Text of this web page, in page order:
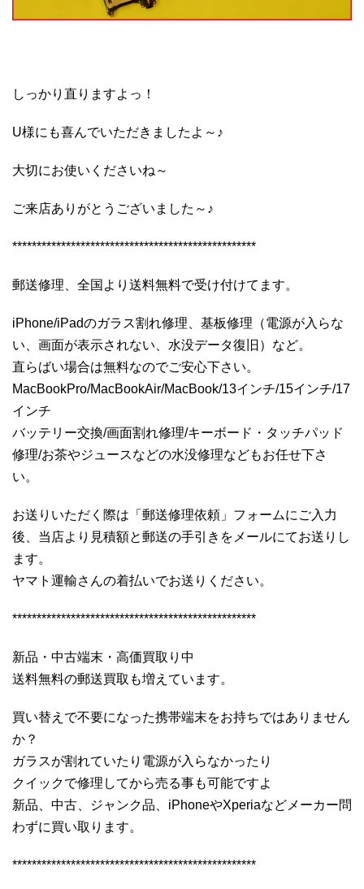
しっかり直りますよっ！
U様にも喜んでいただきましたよ～♪
大切にお使いくださいね～
ご来店ありがとうございました～♪
**************************************************
郵送修理、全国より送料無料で受け付けてます。
iPhone/iPadのガラス割れ修理、基板修理（電源が入らな
い、画面が表示されない、水没データ復旧）など。
直らばい場合は無料なのでご安心下さい。
MacBookPro/MacBookAir/MacBook/13インチ/15インチ/17
インチ
バッテリー交換/画面割れ修理/キーボード・タッチパッド
修理/お茶やジュースなどの水没修理などもお任せ下さ
い。
お送りいただく際は「郵送修理依頼」フォームにご入力
後、当店より見積額と郵送の手引きをメールにてお送りし
ます。
ヤマト運輸さんの着払いでお送りください。
**************************************************
新品・中古端末・高価買取り中
送料無料の郵送買取も増えています。
買い替えで不要になった携帯端末をお持ちではありません
か？
ガラスが割れていたり電源が入らなかったり
クイックで修理してから売る事も可能ですよ
新品、中古、ジャンク品、iPhoneやXperiaなどメーカー問
わずに買い取ります。
**************************************************